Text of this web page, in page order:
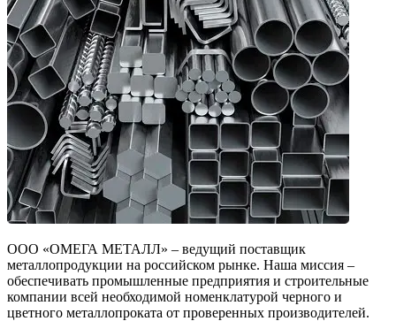
ООО «ОМЕГА МЕТАЛЛ» – ведущий поставщик
металлопродукции на российском рынке. Наша миссия –
обеспечивать промышленные предприятия и строительные
компании всей необходимой номенклатурой черного и
цветного металлопроката от проверенных производителей.